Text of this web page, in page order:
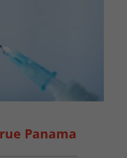
Panama